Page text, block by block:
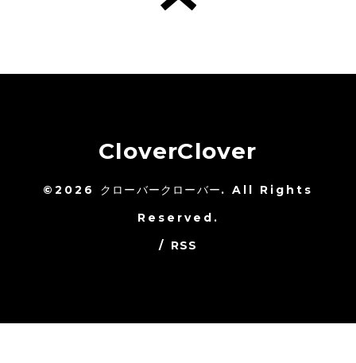
CloverClover
©2026 クローバークローバー. All Rights
Reserved.
/ RSS